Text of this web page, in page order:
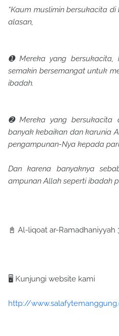
“Kaum muslimin bersukacita
alasan,
➊ Mereka yang bersukacita,
semakin bersemangat untuk
ibadah.
➋ Mereka yang bersukacita
banyak kebaikan dan karunia
pengampunan-Nya kepada
Dan karena banyaknya
ampunan Allah seperti ibadah
📓 Al-liqoat ar-Ramadhaniyyah
🖥 Kunjungi website kami
http://